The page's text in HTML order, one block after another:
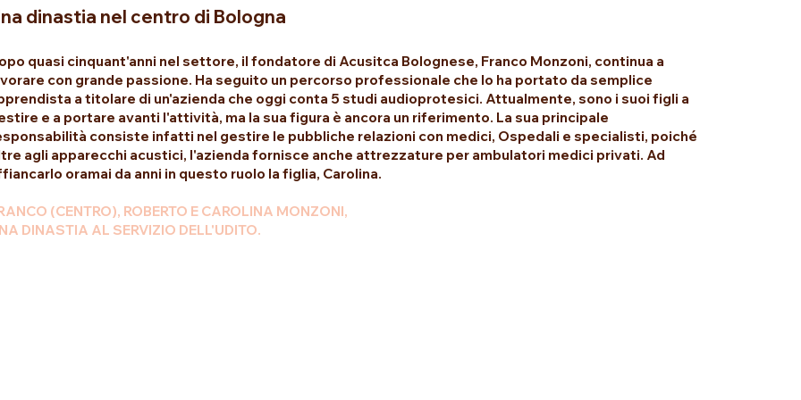
dinastia nel centro di Bologna
quasi cinquant'anni nel settore, il fondatore di Acusitca Bolognese, Franco Monzoni, continua a
con grande passione. Ha seguito un percorso professionale che lo ha portato da semplice
a titolare di un'azienda che oggi conta 5 studi audioprotesici. Attualmente, sono i suoi figli a
e a portare avanti l'attività, ma la sua figura è ancora un riferimento. La sua principale
consiste infatti nel gestire le pubbliche relazioni con medici, Ospedali e specialisti, poiché
agli apparecchi acustici, l'azienda fornisce anche attrezzature per ambulatori medici privati. Ad
oramai da anni in questo ruolo la figlia, Carolina.
(CENTRO), ROBERTO E CAROLINA MONZONI,
DINASTIA AL SERVIZIO DELL'UDITO.